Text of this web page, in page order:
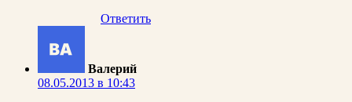
Ответить
Валерий
08.05.2013 в 10:43